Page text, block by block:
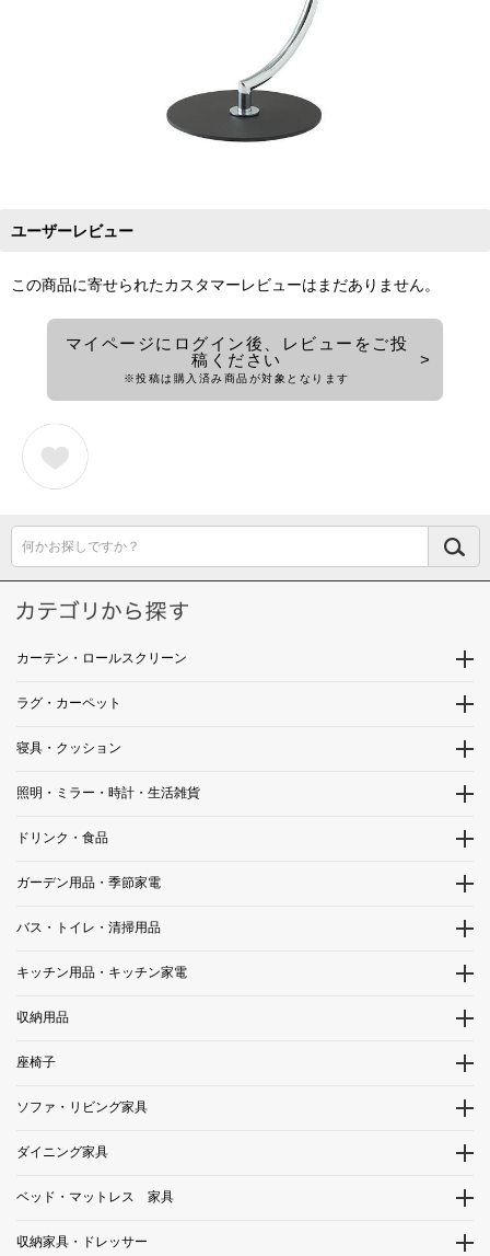
ユーザーレビュー
この商品に寄せられたカスタマーレビューはまだありません。
マイページにログイン後、レビューをご投
稿ください
※投稿は購入済み商品が対象となります
何かお探しですか？
カーテン・ロールスクリーン
ラグ・カーペット
寝具・クッション
照明・ミラー・時計・生活雑貨
ドリンク・食品
ガーデン用品・季節家電
バス・トイレ・清掃用品
キッチン用品・キッチン家電
収納用品
座椅子
ソファ・リビング家具
ダイニング家具
ベッド・マットレス 家具
収納家具・ドレッサー